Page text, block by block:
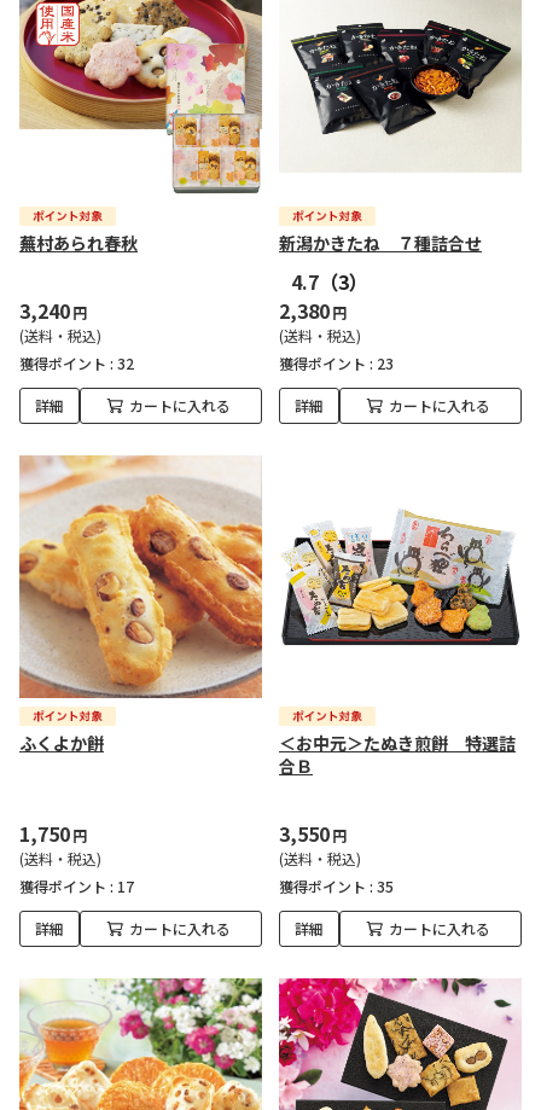
蕪村あられ春秋
3,240円
(送料・税込)
獲得ポイント : 32
詳細 カートに入れる
新潟かきたね ７種詰合せ
4.7 （3）
2,380円
(送料・税込)
獲得ポイント : 23
詳細 カートに入れる
ふくよか餅
1,750円
(送料・税込)
獲得ポイント : 17
詳細 カートに入れる
＜お中元＞たぬき煎餅 特選詰
合Ｂ
3,550円
(送料・税込)
獲得ポイント : 35
詳細 カートに入れる